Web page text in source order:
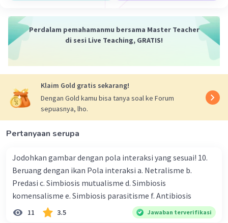
Perdalam pemahamanmu bersama Master Teacher
di sesi Live Teaching, GRATIS!
Klaim Gold gratis sekarang!
Dengan Gold kamu bisa tanya soal ke Forum
sepuasnya, lho.
Pertanyaan serupa
Jodohkan gambar dengan pola interaksi yang sesuai! 10.
Beruang dengan ikan Pola interaksi a. Netralisme b.
Predasi c. Simbiosis mutualisme d. Simbiosis
komensalisme e. Simbiosis parasitisme f. Antibiosis
11 3.5 Jawaban terverifikasi